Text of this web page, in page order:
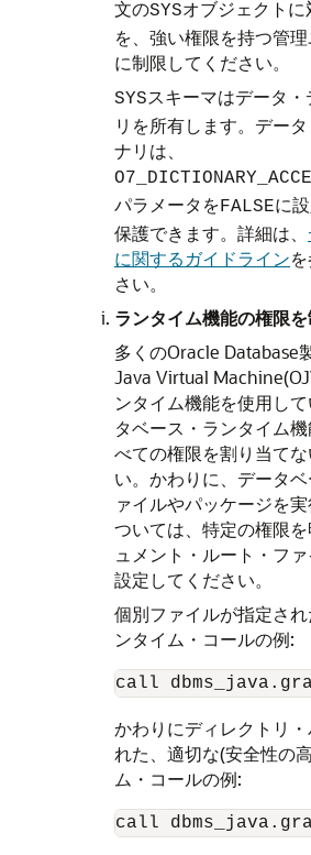
文のSYSオブジェクト
を、強い権限を持つ管
に制限してください。
SYSスキーマはデータ
リを所有します。デー
ナリは、
パラメータをFALSEに
保護できます。詳細は、
に関するガイドライン
さい。
ランタイム機能の権限を
多くのOracle Database
Java Virtual
ンタイム機能を使用し
タベース・ランタイム
べての権限を割り当て
い。かわりに、データ
ァイルやパッケージを
ついては、特定の権限
ュメント・ルート・フ
設定してください。
個別ファイルが指定さ
ンタイム・コールの例:
かわりにディレクトリ
れた、適切な(安全性の
ム・コールの例: